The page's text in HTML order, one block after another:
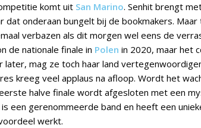
komt uit San Marino. Senhit brengt
dat onderaan bungelt bij de bookmakers.
verbazen als dit morgen wel eens de
de nationale finale in Polen in 2020, maar het
later, mag ze toch haar land
kreeg veel applaus na afloop. Wordt het
halve finale wordt afgesloten met een
is een gerenommeerde band en heeft een
werkt.